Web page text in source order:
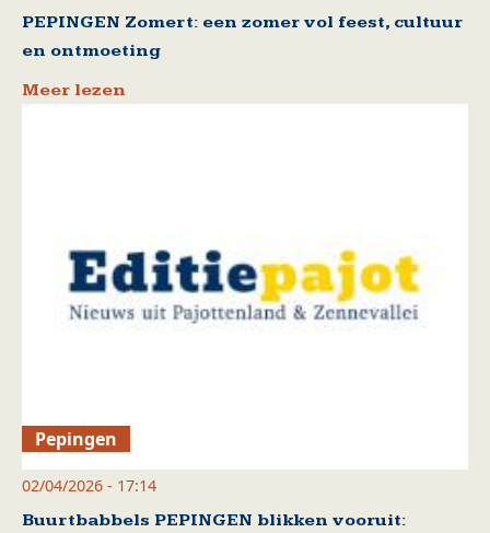
PEPINGEN Zomert: een zomer vol feest, cultuur
en ontmoeting
Meer lezen
Pepingen
02/04/2026 - 17:14
Buurtbabbels PEPINGEN blikken vooruit: